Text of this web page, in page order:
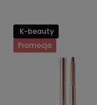
K-beauty
Promocja